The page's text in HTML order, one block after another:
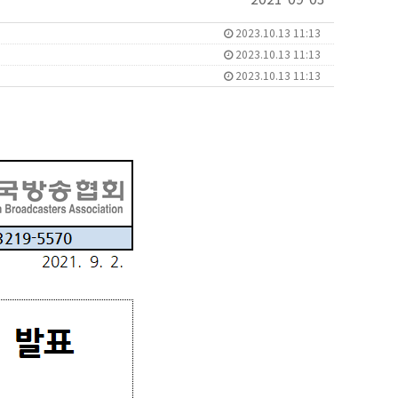
2023.10.13 11:13
2023.10.13 11:13
2023.10.13 11:13